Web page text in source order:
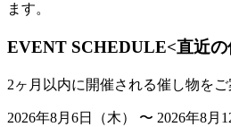
ます。
EVENT SCHEDULE<直近
2ヶ月以内に開催される催し物をご
2026年8月6日（木） 〜 2026年8月